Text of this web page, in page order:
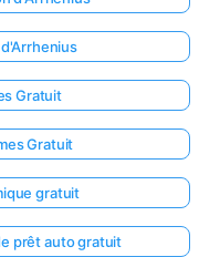
Gratuit
Gratuit
gratuit
prêt auto gratuit